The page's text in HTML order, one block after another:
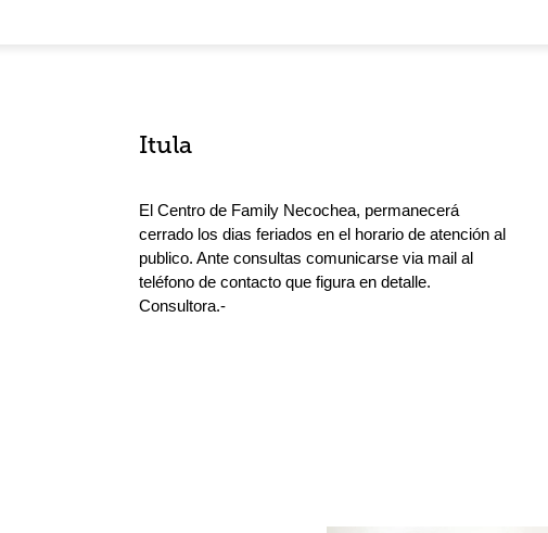
Itula
El Centro de Family Necochea, permanecerá
cerrado los dias feriados en el horario de atención al
publico. Ante consultas comunicarse via mail al
teléfono de contacto que figura en detalle.
Consultora.-